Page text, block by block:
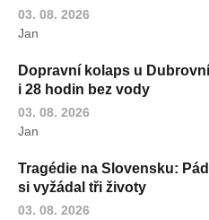
03. 08. 2026
Jan
Dopravní kolaps u
i 28 hodin bez vody
03. 08. 2026
Jan
Tragédie na Slovensku:
si vyžádal tři životy
03. 08. 2026